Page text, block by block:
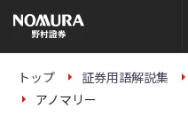
の
ー
トップ 証券用語解説集
アノマリー